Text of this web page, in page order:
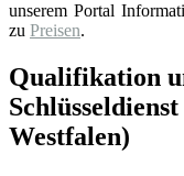
unserem Portal
zu Preisen.
Qualifikation
Westfalen)